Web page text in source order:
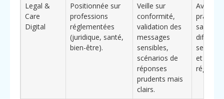
Legal &
Care
Digital
Positionnée sur
professions
réglementées
(juridique, santé,
bien-être).
Veille sur
conformité,
validation des
messages
sensibles,
scénarios de
réponses
prudents mais
clairs.
santé.
et